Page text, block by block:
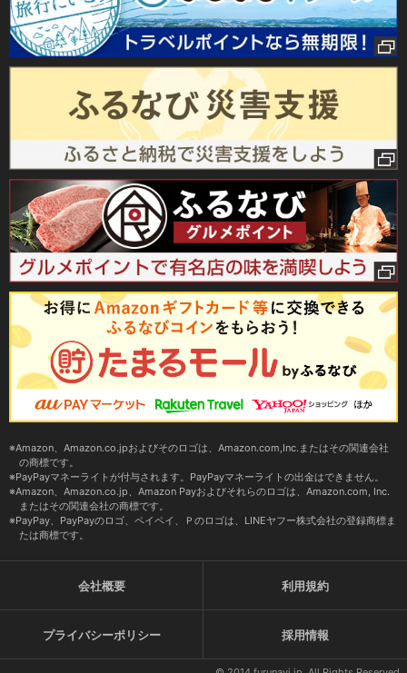
Amazon、Amazon.co.jpおよびそのロゴは、Amazon.com,Inc.またはその関連会社
の商標です。
PayPayマネーライトが付与されます。PayPayマネーライトの出金はできません。
Amazon、Amazon.co.jp、Amazon Payおよびそれらのロゴは、Amazon.com, Inc.
またはその関連会社の商標です。
PayPay、PayPayのロゴ、ペイペイ、Ｐのロゴは、LINEヤフー株式会社の登録商標ま
たは商標です。
会社概要 利用規約
プライバシーポリシー 採用情報